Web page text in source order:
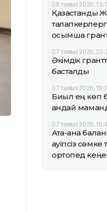
08 тамыз 2026,
қосымша
07 тамыз 2026,
Әкімдік
басталды
07 тамыз 2026,
Биыл ең көп
қандай
07 тамыз 2026,
Ата-ана
қауіпсіз
ортопед